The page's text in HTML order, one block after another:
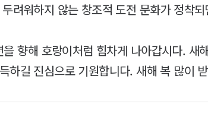
려워하지 않는 창조적 도전 문화가 정착
향해 호랑이처럼 힘차게 나아갑시다. 새
하길 진심으로 기원합니다. 새해 복 많이